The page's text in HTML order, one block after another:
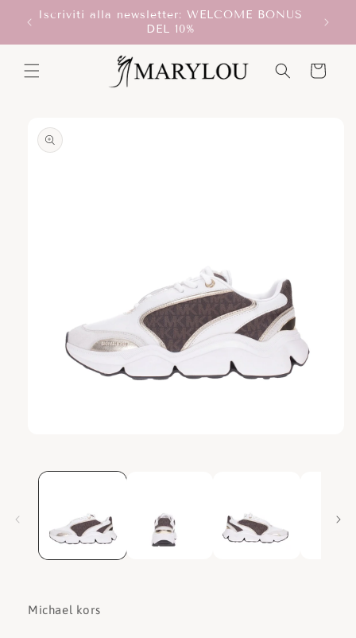
direttamente
Iscriviti alla newsletter: WELCOME BONUS
DEL 10%
Carrello
informazioni
sul prodotto
Michael kors